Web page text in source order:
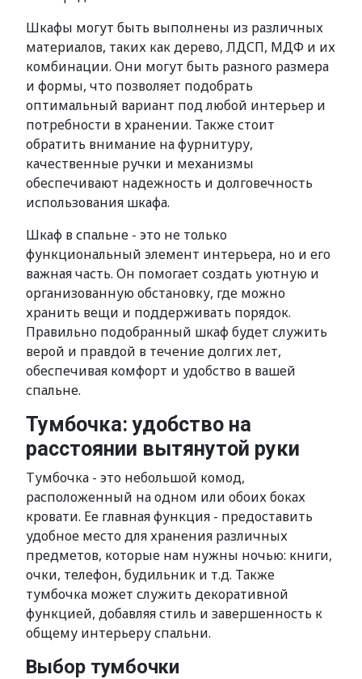
Шкафы могут быть выполнены из различных
материалов, таких как дерево, ЛДСП, МДФ и их
комбинации. Они могут быть разного размера
и формы, что позволяет подобрать
оптимальный вариант под любой интерьер и
потребности в хранении. Также стоит
обратить внимание на фурнитуру,
качественные ручки и механизмы
обеспечивают надежность и долговечность
использования шкафа.
Шкаф в спальне - это не только
функциональный элемент интерьера, но и его
важная часть. Он помогает создать уютную и
организованную обстановку, где можно
хранить вещи и поддерживать порядок.
Правильно подобранный шкаф будет служить
верой и правдой в течение долгих лет,
обеспечивая комфорт и удобство в вашей
спальне.
Тумбочка: удобство на
расстоянии вытянутой руки
Тумбочка - это небольшой комод,
расположенный на одном или обоих боках
кровати. Ее главная функция - предоставить
удобное место для хранения различных
предметов, которые нам нужны ночью: книги,
очки, телефон, будильник и т.д. Также
тумбочка может служить декоративной
функцией, добавляя стиль и завершенность к
общему интерьеру спальни.
Выбор тумбочки